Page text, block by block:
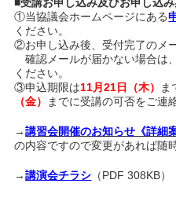
①当協議会ホームページにある
ください。
②お申し込み後、受付完了のメ
確認メールが届かない場合は
ください。
③申込期限は11月21日（木） ま
（金）
までに受講の可否をご連
→講習会開催のお知らせ《詳細
の内容ですので変更があれば随
→講演会チラシ （PDF 308KB）